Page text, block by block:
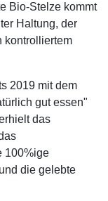
Bio-Stelze kommt
Haltung, der
kontrolliertem
2019 mit dem
gut essen"
das
100%ige
die gelebte